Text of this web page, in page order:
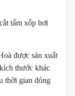
tấm xốp hơi
được sản xuất
thước khác
thời gian đóng